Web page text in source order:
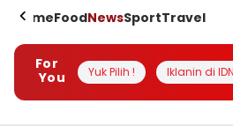
HomeFoodNewsSportTravel
For
You
Yuk Pilih ! Iklanin di IDN